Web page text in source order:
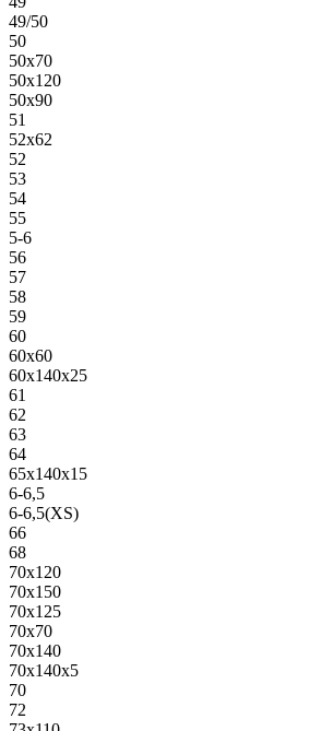
49/50
50
50х70
50х120
50х90
51
52х62
52
53
54
55
5-6
56
57
58
59
60
60х60
60х140х25
61
62
63
64
65х140х15
6-6,5
6-6,5(XS)
66
68
70х120
70х150
70х125
70х70
70х140
70х140х5
70
72